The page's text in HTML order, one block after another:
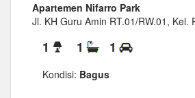
Apartemen Nifarro Park
Jl. KH Guru Amin RT.01/RW.01, Kel.
1 1 1
Kondisi: Bagus